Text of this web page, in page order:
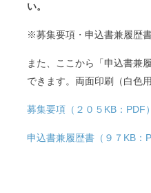
い。
※募集要項・申込書兼履歴
また、ここから「申込書兼
できます。両面印刷（白色
募集要項（２０５KB：PDF）
申込書兼履歴書（９７KB：